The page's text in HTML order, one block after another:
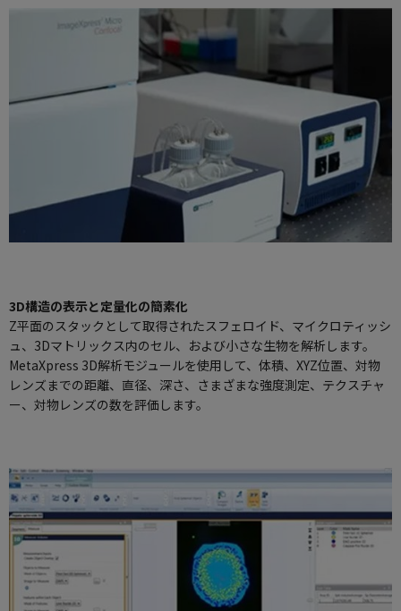
3D構造の表示と定量化の簡素化
Z平面のスタックとして取得されたスフェロイド、マイクロティッシ
ュ、3Dマトリックス内のセル、および小さな生物を解析します。
MetaXpress 3D解析モジュールを使用して、体積、XYZ位置、対物
レンズまでの距離、直径、深さ、さまざまな強度測定、テクスチャ
ー、対物レンズの数を評価します。